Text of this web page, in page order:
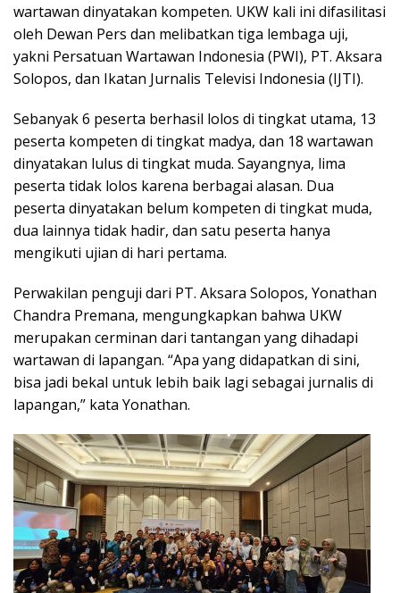
wartawan dinyatakan kompeten. UKW kali ini difasilitasi
oleh Dewan Pers dan melibatkan tiga lembaga uji,
yakni Persatuan Wartawan Indonesia (PWI), PT. Aksara
Solopos, dan Ikatan Jurnalis Televisi Indonesia (IJTI).
Sebanyak 6 peserta berhasil lolos di tingkat utama, 13
peserta kompeten di tingkat madya, dan 18 wartawan
dinyatakan lulus di tingkat muda. Sayangnya, lima
peserta tidak lolos karena berbagai alasan. Dua
peserta dinyatakan belum kompeten di tingkat muda,
dua lainnya tidak hadir, dan satu peserta hanya
mengikuti ujian di hari pertama.
Perwakilan penguji dari PT. Aksara Solopos, Yonathan
Chandra Premana, mengungkapkan bahwa UKW
merupakan cerminan dari tantangan yang dihadapi
wartawan di lapangan. “Apa yang didapatkan di sini,
bisa jadi bekal untuk lebih baik lagi sebagai jurnalis di
lapangan,” kata Yonathan.